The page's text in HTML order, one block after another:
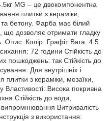
MG – це двокомпонентна
плитки з кераміки,
бетону. Фарба має білий
що дозволяє отримати гладку
Опис: Колір: Графіт Вага: 4.5
72 години Стійкість до
пошкоджень: так Стійкість до
Для внутрішніх і
плитки з кераміки, мозаїки,
Висока покривна
Стійкість до води,
Витривалість
з використання: